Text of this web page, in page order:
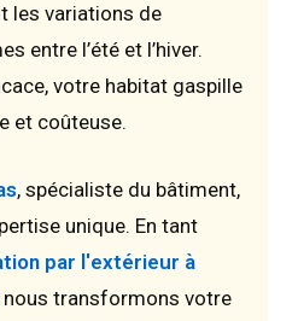
les variations de
entre l’été et l’hiver.
votre habitat gaspille
et coûteuse.
, spécialiste du bâtiment,
unique. En tant
par l'extérieur à
nous transformons votre